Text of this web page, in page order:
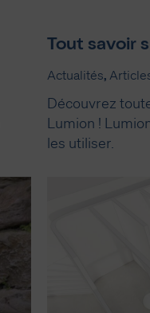
Tout savoir
Actualités,
Découvrez
Lumion !
les utiliser.